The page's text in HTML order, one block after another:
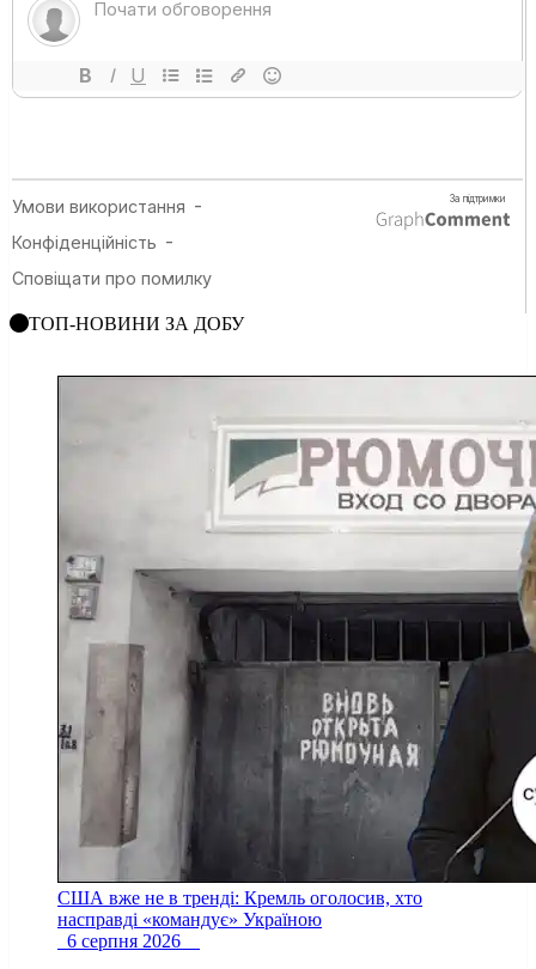
ТОП-НОВИНИ ЗА ДОБУ
США вже не в тренді: Кремль оголосив, хто
насправді «командує» Україною
6 серпня 2026